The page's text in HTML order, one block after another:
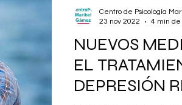
Discapacidad
Comunicación Hijos
cuentos infantiles
NUEVOS
EL
DEPRESIÓN
Centro de Psicología
23 nov 2022
4 min